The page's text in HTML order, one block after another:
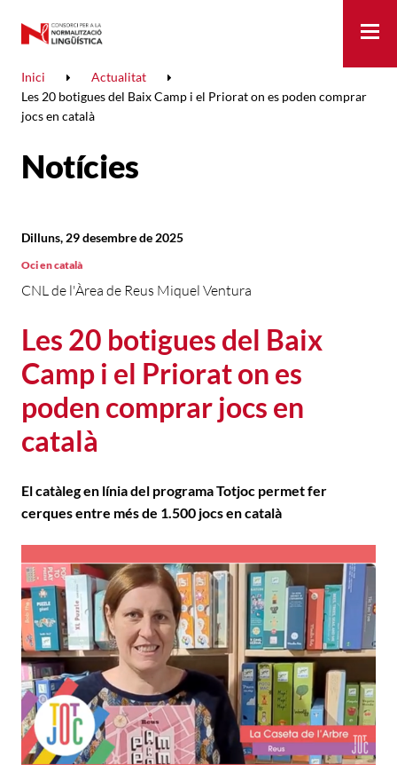
Inici
Actualitat
Les 20 botigues del Baix Camp i el Priorat on es poden comprar
jocs en català
Notícies
Les 20 botigues del Baix
Camp i el Priorat on es
poden comprar jocs en
català
CNL de l'Àrea de Reus Miquel Ventura
Dilluns, 29 desembre de 2025
Oci en català
El catàleg en línia del programa Totjoc permet fer
cerques entre més de 1.500 jocs en català